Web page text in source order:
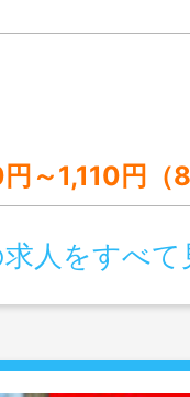
円～1,170円（その他の時間帯） 時給 夜間店長：1,050円 ※パート（週の所定労働日数5日、希望公休3日以内）の
人をすべて